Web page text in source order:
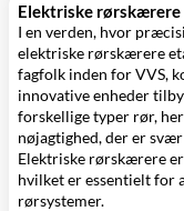
Elektriske
I en verden, hvor
elektriske rørskærere
fagfolk inden for VVS,
innovative enheder
forskellige typer rør,
nøjagtighed, der er
Elektriske rørskærere
hvilket er essentielt for
rørsystemer.